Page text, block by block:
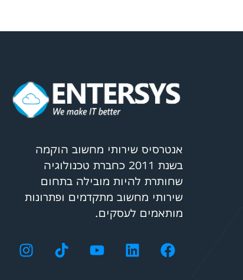
אנטרסיס שירותי מחשוב הוקמה
בשנת 2011 כחברת טכנולוגיה
שחותרת להיות מובילה בתחום
שירותי מחשוב מתקדמים ופתרונות
מותאמים לעסקים.